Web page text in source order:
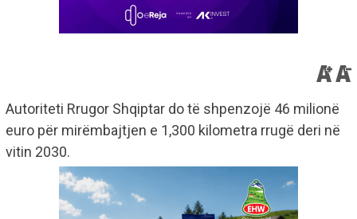
Autoriteti Rrugor Shqiptar do të shpenzojë 46 milionë
euro për mirëmbajtjen e 1,300 kilometra rrugë deri në
vitin 2030.